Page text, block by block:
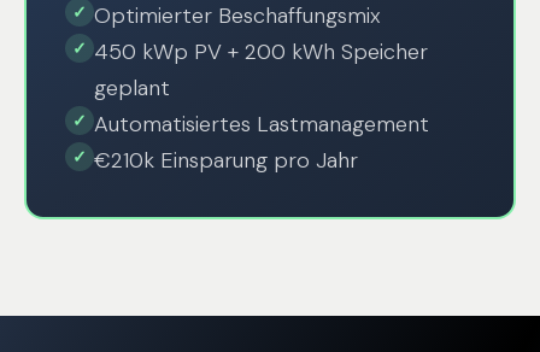
✓ Optimierter Beschaffungsmix
✓ 450 kWp PV + 200 kWh Speicher
geplant
✓ Automatisiertes Lastmanagement
✓ €210k Einsparung pro Jahr